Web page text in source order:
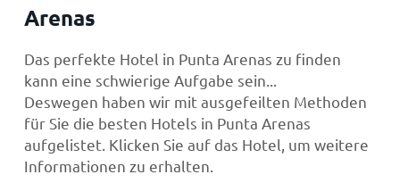
Arenas
Das perfekte Hotel in Punta Arenas zu finden
kann eine schwierige Aufgabe sein...
Deswegen haben wir mit ausgefeilten Methoden
für Sie die besten Hotels in Punta Arenas
aufgelistet. Klicken Sie auf das Hotel, um weitere
Informationen zu erhalten.